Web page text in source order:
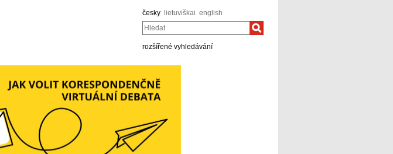
česky lietuviškai english
Hledat
rozšířené vyhledávání